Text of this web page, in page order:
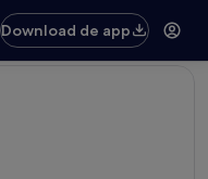
Download de app